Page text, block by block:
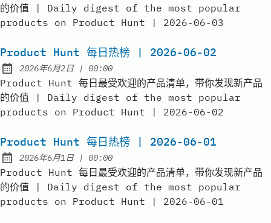
的价值 | Daily digest of the most popular
products on Product Hunt | 2026-06-03
Product Hunt 每日热榜 | 2026-06-02
Published:
2026年6月2日| at
00:00
Product Hunt 每日最受欢迎的产品清单，带你发现新产品
的价值 | Daily digest of the most popular
products on Product Hunt | 2026-06-02
Product Hunt 每日热榜 | 2026-06-01
Published:
2026年6月1日| at
00:00
Product Hunt 每日最受欢迎的产品清单，带你发现新产品
的价值 | Daily digest of the most popular
products on Product Hunt | 2026-06-01